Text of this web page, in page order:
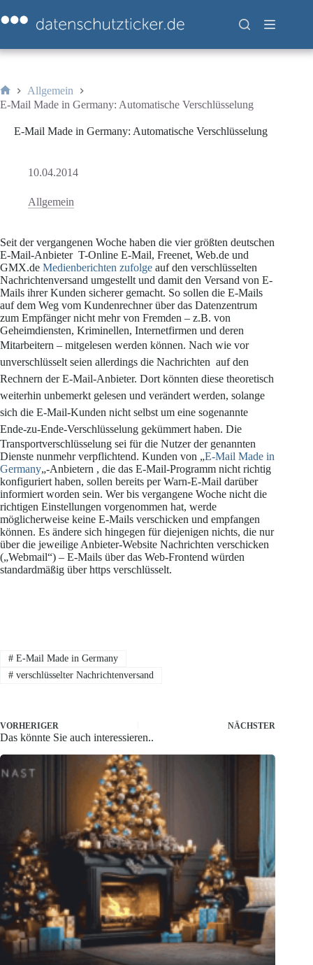
Inhalt
springen
Start
Allgemein
E-Mail Made in Germany: Automatische Verschlüsselung
E-Mail Made in Germany: Automatische Verschlüsselung
10.04.2014
Allgemein
Seit der vergangenen Woche haben die vier größten deutschen
E-Mail-Anbieter T-Online E-Mail, Freenet, Web.de und
GMX.de Medienberichten zufolge auf den verschlüsselten
Nachrichtenversand umgestellt und damit den Versand von E-
Mails ihrer Kunden sicherer gemacht. So sollen die E-Mails
auf dem Weg vom Kundenrechner über das Datenzentrum
zum Empfänger nicht mehr von Fremden – z.B. von
Geheimdiensten, Kriminellen, Internetfirmen und deren
Mitarbeitern – mitgelesen werden können. Nach wie vor
unverschlüsselt seien allerdings die Nachrichten auf den
Rechnern der E-Mail-Anbieter. Dort könnten diese theoretisch
weiterhin unbemerkt gelesen und verändert werden, solange
sich die E-Mail-Kunden nicht selbst um eine sogenannte
Ende-zu-Ende-Verschlüsselung gekümmert haben. Die
Transportverschlüsselung sei für die Nutzer der genannten
Dienste nunmehr verpflichtend. Kunden von „E-Mail Made in
Germany„-Anbietern , die das E-Mail-Programm nicht richtig
konfiguriert haben, sollen bereits per Warn-E-Mail darüber
informiert worden sein. Wer bis vergangene Woche nicht die
richtigen Einstellungen vorgenommen hat, werde
möglicherweise keine E-Mails verschicken und empfangen
können. Es ändere sich hingegen für diejenigen nichts, die nur
über die jeweilige Anbieter-Website Nachrichten verschicken
(„Webmail“) – E-Mails über das Web-Frontend würden
standardmäßig über https verschlüsselt.
#E-Mail Made in Germany
#verschlüsselter Nachrichtenversand
VORHERIGER NÄCHSTER
Das könnte Sie auch interessieren..